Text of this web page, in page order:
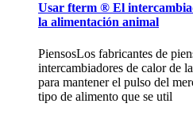
Usar fterm ® El
la alimentación animal
PiensosLos fabricantes de
intercambiadores de calor de
para mantener el pulso del
tipo de alimento que se util